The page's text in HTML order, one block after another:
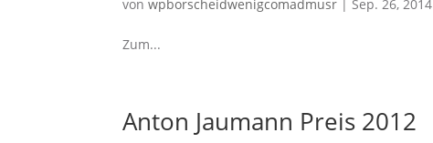
vonwpborscheidwenigcomadmusr | Sep. 26, 2014
Zum...
Anton Jaumann Preis 2012